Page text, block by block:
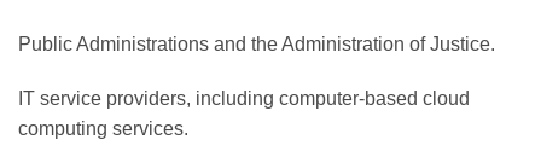
Public Administrations and the Administration of Justice.
IT service providers, including computer-based cloud
computing services.